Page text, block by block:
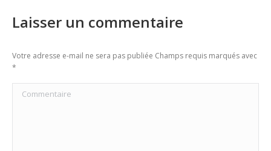
Laisser un commentaire
Votre adresse e-mail ne sera pas publiée Champs requis marqués avec
*
Commentaire